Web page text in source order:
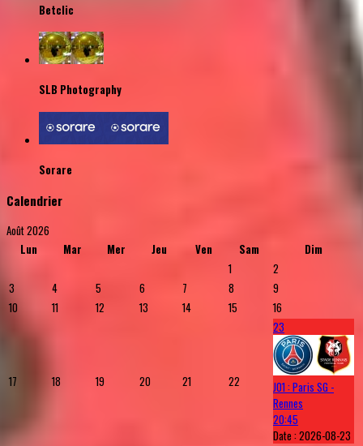
Betclic
SLB Photography
Sorare
Calendrier
Août 2026
Lun
Mar Mer Jeu Ven Sam
Dim
1
2
3
4 5 6 7 8
9
10
11 12 13 14 15 16
17 18 19 20 21 22
23
J01 : Paris SG -
Rennes
20:45
Date :2026-08-23